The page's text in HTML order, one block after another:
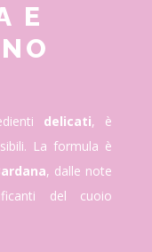
E
delicati, è
La formula è
, dalle note
del cuoio